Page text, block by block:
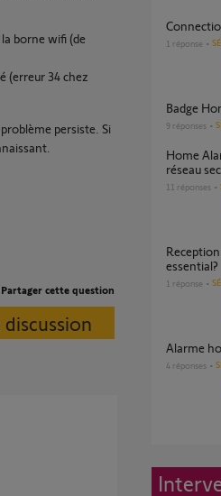
borne wifi (de
(erreur 34 chez
persiste. Si
Partager cette question
1 réponse
Badge
9 réponses
Home Alarm Advanced ne bascule pas sur
réseau
11 réponses
reception sms avec somfy home alarm
essential?
1 réponse
Alarme
4 réponses